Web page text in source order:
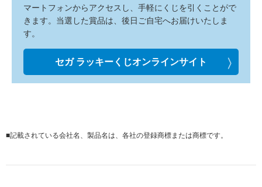
マートフォンからアクセスし、手軽にくじを引くことがで
きます。当選した賞品は、後日ご自宅へお届けいたしま
す。
セガ ラッキーくじオンラインサイト
■記載されている会社名、製品名は、各社の登録商標または商標です。